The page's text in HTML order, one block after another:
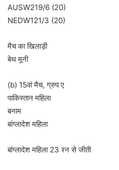
AUSW219/6 (20)
NEDW121/3 (20)
मैच का खिलाड़ी
बेथ मूनी
(b) 15वां मैच, ग्रुप ए
पाकिस्तान महिला
बनाम
बांग्लादेश महिला
बांग्लादेश महिला 23 रन से जीती